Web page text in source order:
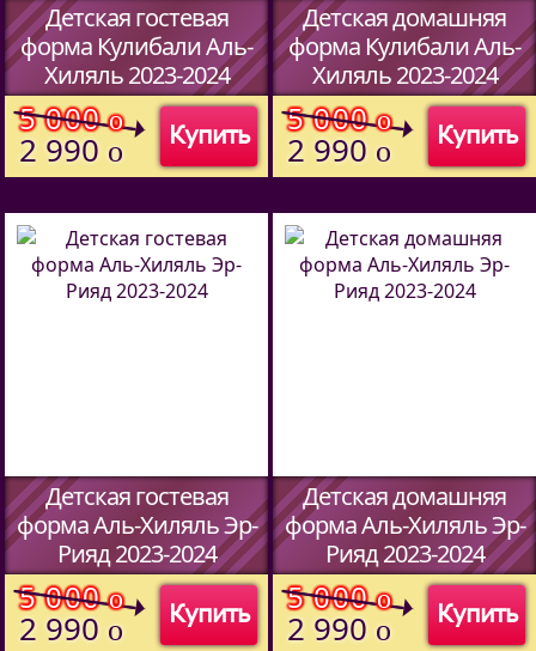
Детская гостевая
форма Кулибали Аль-
Хиляль 2023-2024
(Код:00)
Купить
5 000o
2 990 o
Детская домашняя
форма Кулибали Аль-
Хиляль 2023-2024
(Код:00)
Купить
5 000o
2 990 o
Детская гостевая
форма Аль-Хиляль Эр-
Рияд 2023-2024
(Код:00)
Купить
5 000o
2 990 o
Детская домашняя
форма Аль-Хиляль Эр-
Рияд 2023-2024
(Код:00)
Купить
5 000o
2 990 o